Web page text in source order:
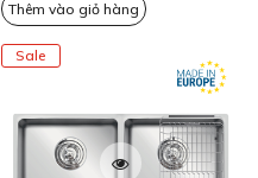
Thêm vào giỏ hàng
Sale